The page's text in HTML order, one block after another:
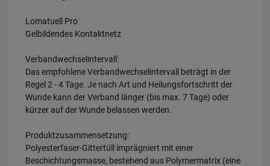
Lomatuell Pro
Gelbildendes Kontaktnetz
Verbandwechselintervall:
Das empfohlene Verbandwechselintervall beträgt in der
Regel 2 - 4 Tage. Je nach Art und Heilungsfortschritt der
Wunde kann der Verband länger (bis max. 7 Tage) oder
kürzer auf der Wunde belassen werden.
Produktzusammensetzung:
Polyesterfaser-Gittertüll imprägniert mit einer
Beschichtungsmasse, bestehend aus Polymermatrix (eine